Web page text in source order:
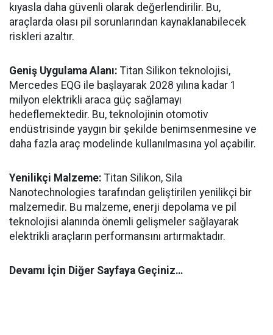
kıyasla daha güvenli olarak değerlendirilir. Bu,
araçlarda olası pil sorunlarından kaynaklanabilecek
riskleri azaltır.
Geniş Uygulama Alanı: Titan Silikon teknolojisi,
Mercedes EQG ile başlayarak 2028 yılına kadar 1
milyon elektrikli araca güç sağlamayı
hedeflemektedir. Bu, teknolojinin otomotiv
endüstrisinde yaygın bir şekilde benimsenmesine ve
daha fazla araç modelinde kullanılmasına yol açabilir.
Yenilikçi Malzeme: Titan Silikon, Sila
Nanotechnologies tarafından geliştirilen yenilikçi bir
malzemedir. Bu malzeme, enerji depolama ve pil
teknolojisi alanında önemli gelişmeler sağlayarak
elektrikli araçların performansını artırmaktadır.
Devamı İçin Diğer Sayfaya Geçiniz…